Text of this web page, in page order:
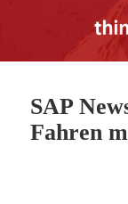
SAP
Fahren